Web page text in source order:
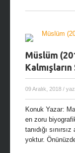
Müslüm
Kalmışların
09 Aralık, 2018 /
Konuk Yazar:
en zoru
tanıdığı
yoktur.